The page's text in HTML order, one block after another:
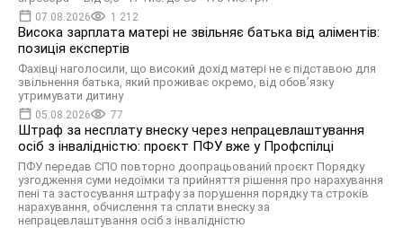
07.08.2026 1 212
Висока зарплата матері не звільняє батька від аліментів:
позиція експертів
Фахівці наголосили, що високий дохід матері не є підставою для
звільнення батька, який проживає окремо, від обов’язку
утримувати дитину
05.08.2026 77
Штраф за несплату внеску через непрацевлаштування
осіб з інвалідністю: проєкт ПФУ вже у Профспілці
ПФУ передав СПО повторно доопрацьований проєкт Порядку
узгодження суми недоїмки та прийняття рішення про нарахування
пені та застосування штрафу за порушення порядку та строків
нарахування, обчислення та сплати внеску за
непрацевлаштування осіб з інвалідністю